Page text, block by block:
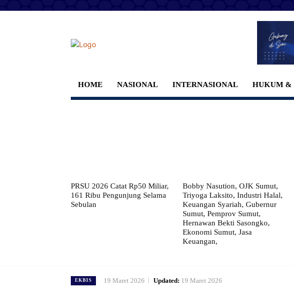
HOME NASIONAL INTERNASIONAL HUKUM
PRSU 2026 Catat Rp50 Miliar,
161 Ribu Pengunjung Selama
Sebulan
Bobby Nasution, OJK Sumut,
Triyoga Laksito, Industri Halal,
Keuangan Syariah, Gubernur
Sumut, Pemprov Sumut,
Hernawan Bekti Sasongko,
Ekonomi Sumut, Jasa
Keuangan,
EKBIS 19 Maret 2026 Updated: 19 Maret 2026